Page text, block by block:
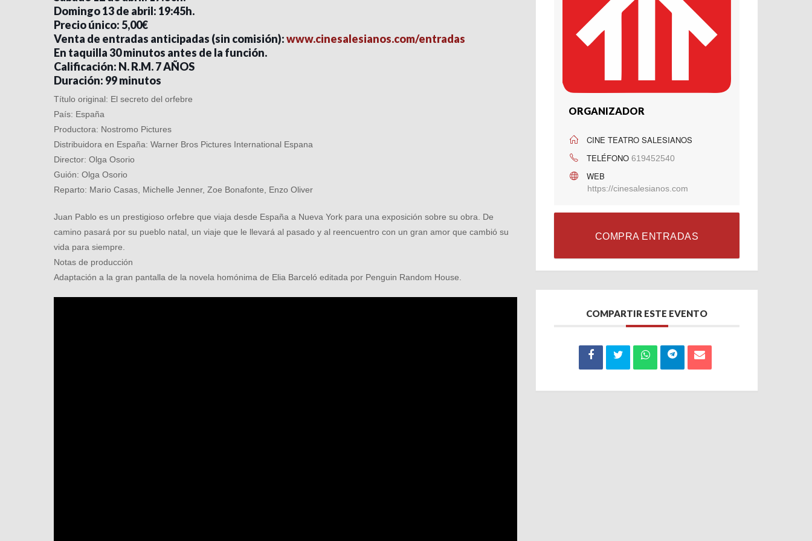
Domingo 13 de abril: 19:45h.
Precio único: 5,00€
Venta de entradas anticipadas (sin comisión):www.cinesalesianos.com/entradas
En taquilla 30 minutos antes de la función.
Calificación: N. R.M. 7 AÑOS
Duración: 99 minutos
Título original: El secreto del orfebre
País: España
Productora: Nostromo Pictures
Distribuidora en España: Warner Bros Pictures International Espana
Director: Olga Osorio
Guión: Olga Osorio
Reparto: Mario Casas, Michelle Jenner, Zoe Bonafonte, Enzo Oliver
Juan Pablo es un prestigioso orfebre que viaja desde España a Nueva York para una exposición sobre su obra. De
camino pasará por su pueblo natal, un viaje que le llevará al pasado y al reencuentro con un gran amor que cambió su
vida para siempre.
Notas de producción
Adaptación a la gran pantalla de la novela homónima de Elia Barceló editada por Penguin Random House.
ORGANIZADOR
CINE TEATRO SALESIANOS
TELÉFONO 619452540
WEB
https://cinesalesianos.com
COMPRA ENTRADAS
COMPARTIR ESTE EVENTO